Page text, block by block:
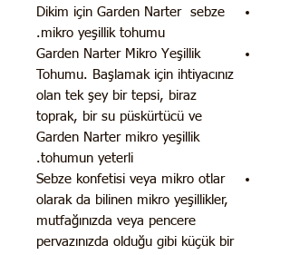
Dikim için Garden Narter sebze
mikro yeşillik tohumu.
Garden Narter Mikro Yeşillik
Tohumu. Başlamak için ihtiyacınız
olan tek şey bir tepsi, biraz
toprak, bir su püskürtücü ve
Garden Narter mikro yeşillik
tohumun yeterli.
Sebze konfetisi veya mikro otlar
olarak da bilinen mikro yeşillikler,
mutfağınızda veya pencere
pervazınızda olduğu gibi küçük bir